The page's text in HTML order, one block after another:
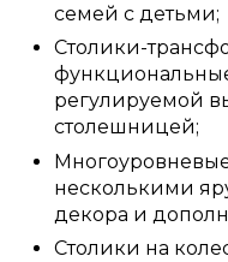
семей с детьми;
Столики-
регулируемой
столешницей;
несколькими
декора и
Столики на